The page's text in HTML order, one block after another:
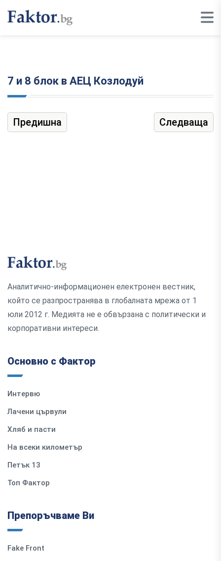
7 и 8 блок в АЕЦ Козлодуй
Предишна Следваща
Аналитично-информационен електронен вестник,
който се разпространява в глобалната мрежа от 1
юли 2012 г. Медията не е обвързана с политически и
корпоративни интереси.
Основно с Фактор
Интервю
Лачени цървули
Хляб и пасти
На всеки километър
Петък 13
Топ Фактор
Препоръчваме Ви
Fake Front